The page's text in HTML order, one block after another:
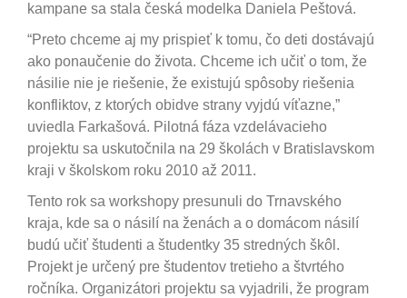
kampane sa stala česká modelka Daniela Peštová.
“Preto chceme aj my prispieť k tomu, čo deti dostávajú
ako ponaučenie do života. Chceme ich učiť o tom, že
násilie nie je riešenie, že existujú spôsoby riešenia
konfliktov, z ktorých obidve strany vyjdú víťazne,”
uviedla Farkašová. Pilotná fáza vzdelávacieho
projektu sa uskutočnila na 29 školách v Bratislavskom
kraji v školskom roku 2010 až 2011.
Tento rok sa workshopy presunuli do Trnavského
kraja, kde sa o násilí na ženách a o domácom násilí
budú učiť študenti a študentky 35 stredných škôl.
Projekt je určený pre študentov tretieho a štvrtého
ročníka. Organizátori projektu sa vyjadrili, že program